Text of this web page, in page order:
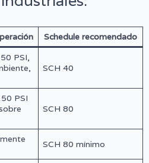
Schedule recomendado
PSI,
SCH 40
PSI
SCH 80
SCH 80 mínimo